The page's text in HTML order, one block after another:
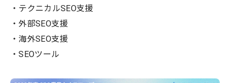
・テクニカルSEO支援
・外部SEO支援
・海外SEO支援
・SEOツール